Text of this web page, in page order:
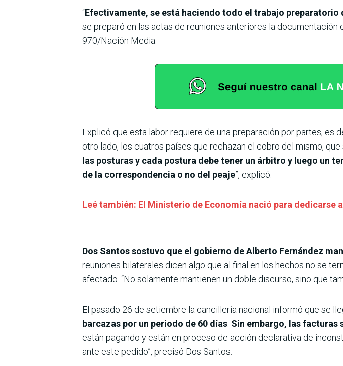
“Efectivamente, se está haciendo todo el trabajo
se preparó en las actas de reuniones anteriores la documentación
970/Nación Media.
Explicó que esta labor requiere de una preparación por partes, es
otro lado, los cuatros países que rechazan el cobro del mismo, que
las posturas y cada postura debe tener un árbitro y luego un
de la correspondencia o no del peaje”, explicó.
Leé también: El Ministerio de Economía nació para
Dos Santos sostuvo que el gobierno de Alberto Fernández
reuniones bilaterales dicen algo que al final en los hechos no se
afectado. “No solamente mantienen un doble discurso, sino que
El pasado 26 de setiembre la cancillería nacional informó que se
barcazas por un periodo de 60 días Sin embargo, las facturas
están pagando y están en proceso de acción declarativa de
ante este pedido”, precisó Dos Santos.